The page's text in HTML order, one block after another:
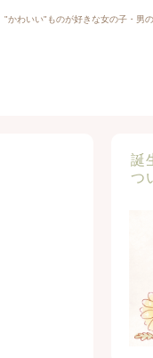
"かわいい"ものが好きな女の子・男
誕
つ